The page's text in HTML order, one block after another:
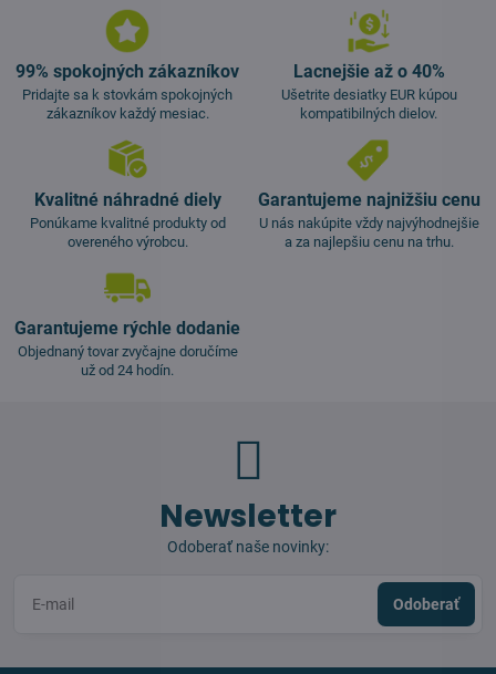
99% spokojných zákazníkov
Pridajte sa k stovkám spokojných
zákazníkov každý mesiac.
Lacnejšie až o 40%
Ušetrite desiatky EUR kúpou
kompatibilných dielov.
Kvalitné náhradné diely
Ponúkame kvalitné produkty od
overeného výrobcu.
Garantujeme najnižšiu cenu
U nás nakúpite vždy najvýhodnejšie
a za najlepšiu cenu na trhu.
Garantujeme rýchle dodanie
Objednaný tovar zvyčajne doručíme
už od 24 hodín.
Newsletter
Odoberať naše novinky:
Odoberať